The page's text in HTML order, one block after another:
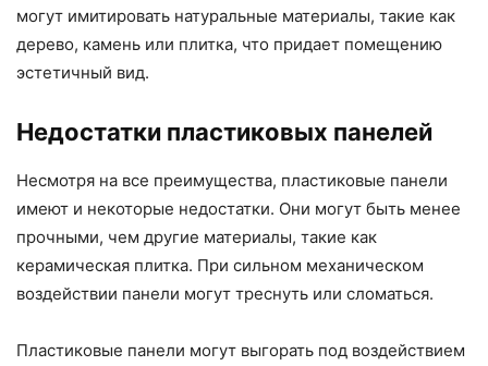
могут имитировать натуральные материалы, такие как
дерево, камень или плитка, что придает помещению
эстетичный вид.
Недостатки пластиковых панелей
Несмотря на все преимущества, пластиковые панели
имеют и некоторые недостатки. Они могут быть менее
прочными, чем другие материалы, такие как
керамическая плитка. При сильном механическом
воздействии панели могут треснуть или сломаться.
Пластиковые панели могут выгорать под воздействием